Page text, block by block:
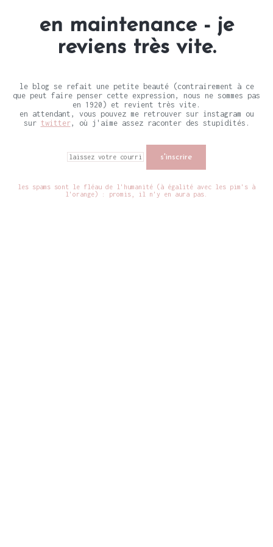
en maintenance - je
reviens très vite.
le blog se refait une petite beauté (contrairement à ce
que peut faire penser cette expression, nous ne sommes pas
en 1920) et revient très vite.
en attendant, vous pouvez me retrouver sur instagram ou
sur twitter, où j'aime assez raconter des stupidités.
les spams sont le fléau de l'humanité (à égalité avec les pim's à
l'orange) : promis, il n'y en aura pas.